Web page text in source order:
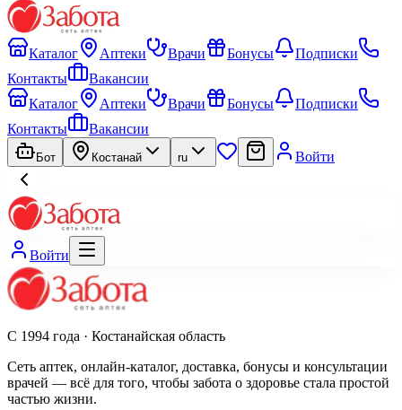
Каталог Аптеки Врачи Бонусы
Подписки
Контакты
Вакансии
Каталог
Аптеки Врачи Бонусы
Подписки
Контакты
Вакансии
Бот Костанай ru Войти
Войти
С 1994 года · Костанайская область
Сеть аптек, онлайн-каталог, доставка, бонусы и консультации
врачей — всё для того, чтобы забота о здоровье стала простой
частью жизни.